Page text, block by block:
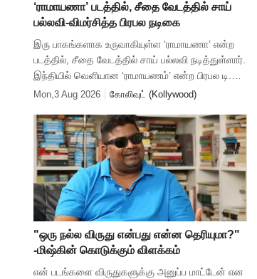
‘ராமாயணா’ படத்தில், சீதை வேடத்தில் சாய்
பல்லவி-விமர்சித்த பிரபல நடிகை
இரு பாகங்களாக உருவாகியுள்ள ‘ராமாயணா’ என்ற
படத்தில், சீதை வேடத்தில் சாய் பல்லவி நடித்துள்ளார்.
இந்தியில் வெளியான ‘ராமாயணம்’ என்ற பிரபல டி.வி
தொடரில் சீதை வேடத்தில் நடித்திருந்த தீபிகா
Mon,3 Aug 2026 கோலிவுட் (Kollywood)
"ஒரு நல்ல விருது என்பது என்ன தெரியுமா?"
-மிஷ்கின் கொடுக்கும் விளக்கம்
என் படங்களை விருதுகளுக்கு அனுப்ப மாட்டேன் என